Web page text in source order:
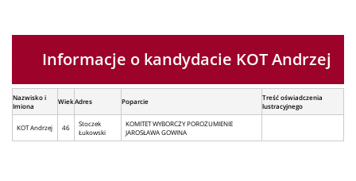
Informacje o kandydacie KOT Andrzej
Nazwisko i
Imiona
WiekAdres Poparcie
Treść oświadczenia
lustracyjnego
KOT Andrzej 46
Stoczek
Łukowski
KOMITET WYBORCZY POROZUMIENIE
JAROSŁAWA GOWINA